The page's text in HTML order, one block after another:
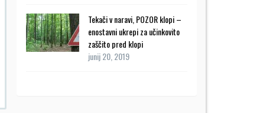
Tekači v naravi, POZOR klopi –
enostavni ukrepi za učinkovito
zaščito pred klopi
junij 20, 2019